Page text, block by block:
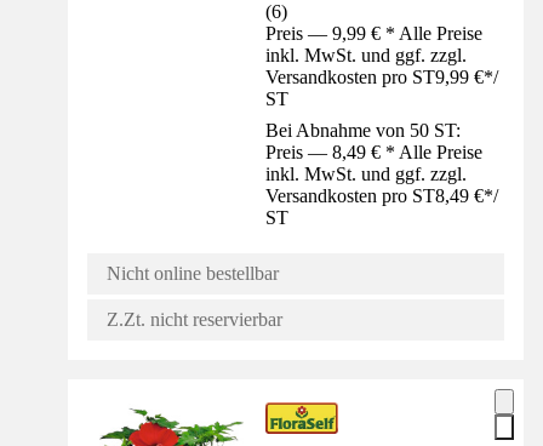
(6)
Preis — 9,99 € * Alle Preise
inkl. MwSt. und ggf. zzgl.
Versandkosten pro ST9,99 €*/
ST
Bei Abnahme von 50 ST:
Preis — 8,49 € * Alle Preise
inkl. MwSt. und ggf. zzgl.
Versandkosten pro ST8,49 €*/
ST
Nicht online bestellbar
Z.Zt. nicht reservierbar